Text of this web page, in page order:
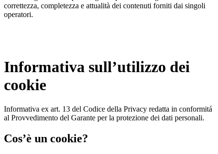
correttezza, completezza e attualità dei contenuti forniti dai singoli
operatori.
Informativa sull’utilizzo dei
cookie
Informativa ex art. 13 del Codice della Privacy redatta in conformitá
al Provvedimento del Garante per la protezione dei dati personali.
Cos’è un cookie?